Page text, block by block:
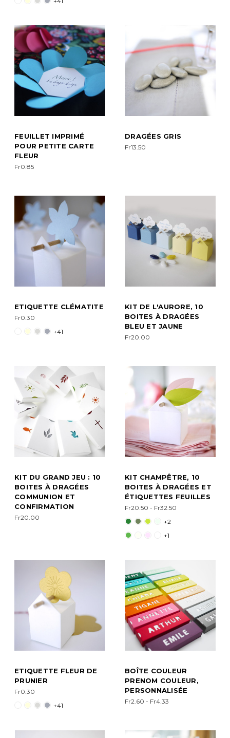
FEUILLET IMPRIMÉ
POUR PETITE CARTE
FLEUR
Fr0.85
DRAGÉES GRIS
Fr13.50
ETIQUETTE CLÉMATITE
Fr0.30
+41
KIT DE L'AURORE, 10
BOITES À DRAGÉES
BLEU ET JAUNE
Fr20.00
KIT DU GRAND JEU : 10
BOITES À DRAGÉES
COMMUNION ET
CONFIRMATION
Fr20.00
KIT CHAMPÊTRE, 10
BOITES À DRAGÉES ET
ÉTIQUETTES FEUILLES
Fr20.50 - Fr32.50
+2
+1
ETIQUETTE FLEUR DE
PRUNIER
Fr0.30
+41
BOÎTE COULEUR
PRENOM COULEUR,
PERSONNALISÉE
Fr2.60 - Fr4.33